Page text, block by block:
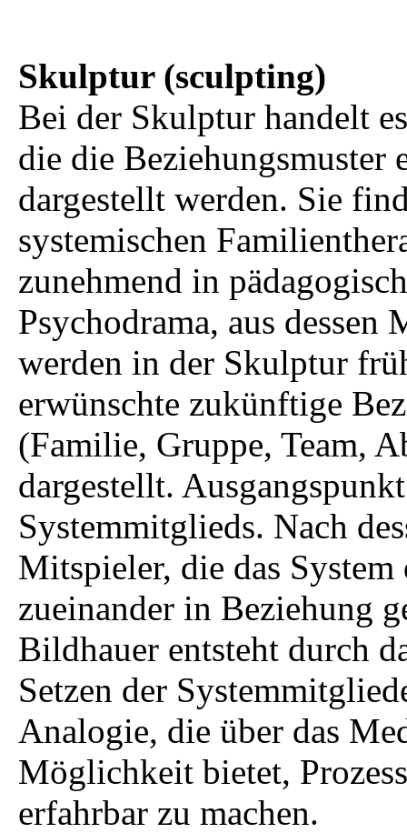
Skulptur (sculpting)
Bei der Skulptur handelt
die die Beziehungsmuster
dargestellt werden. Sie
systemischen
zunehmend in
Psychodrama, aus dessen
werden in der Skulptur
erwünschte zukünftige
(Familie, Gruppe, Team,
dargestellt.
Systemmitglieds. Nach
Mitspieler, die das
zueinander in Beziehung
Bildhauer entsteht durch
Setzen der
Analogie, die über das
Möglichkeit bietet,
erfahrbar zu machen.